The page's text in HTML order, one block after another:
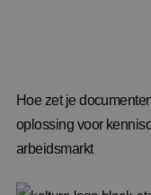
Hoe zet je
oplossing voor
arbeidsmarkt